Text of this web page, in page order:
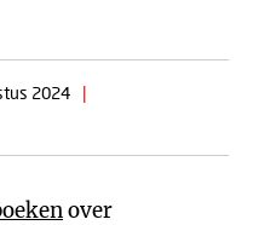
2024
|
over